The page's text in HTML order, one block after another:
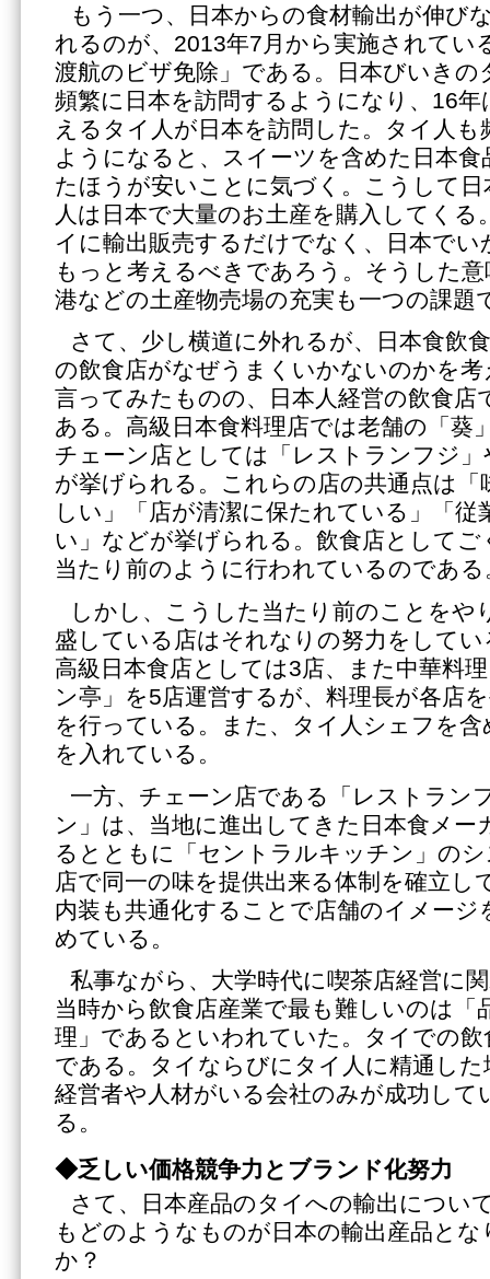
もう一つ、日本からの食材輸出が伸び
れるのが、2013年7月から実施されてい
渡航のビザ免除」である。日本びいきの
頻繁に日本を訪問するようになり、16年
えるタイ人が日本を訪問した。タイ人も
ようになると、スイーツを含めた日本
たほうが安いことに気づく。こうして
人は日本で大量のお土産を購入してくる
イに輸出販売するだけでなく、日本で
もっと考えるべきであろう。そうした
港などの土産物売場の充実も一つの課題
さて、少し横道に外れるが、日本食飲
の飲食店がなぜうまくいかないのかを
言ってみたものの、日本人経営の飲食店
ある。高級日本食料理店では老舗の「葵
チェーン店としては「レストランフジ
が挙げられる。これらの店の共通点は「
しい」「店が清潔に保たれている」「従
い」などが挙げられる。飲食店として
当たり前のように行われているのである
しかし、こうした当たり前のことをや
盛している店はそれなりの努力をして
高級日本食店としては3店、また中華料
ン亭」を5店運営するが、料理長が各店
を行っている。また、タイ人シェフを
を入れている。
一方、チェーン店である「レストラン
ン」は、当地に進出してきた日本食メー
るとともに「セントラルキッチン」の
店で同一の味を提供出来る体制を確立し
内装も共通化することで店舗のイメージ
めている。
私事ながら、大学時代に喫茶店経営に
当時から飲食店産業で最も難しいのは「
理」であるといわれていた。タイでの飲
である。タイならびにタイ人に精通し
経営者や人材がいる会社のみが成功して
る。
◆乏しい価格競争力とブランド化努力
さて、日本産品のタイへの輸出につい
もどのようなものが日本の輸出産品と
か？